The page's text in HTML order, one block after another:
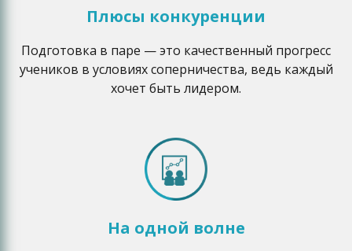
Плюсы конкуренции
Подготовка в паре — это качественный прогресс
учеников в условиях соперничества, ведь каждый
хочет быть лидером.
На одной волне